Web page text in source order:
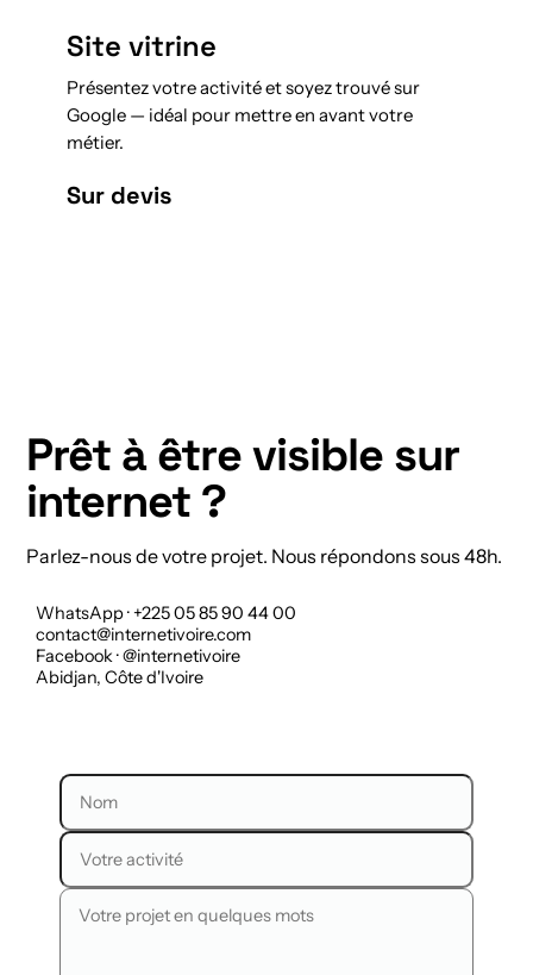
Site vitrine
Présentez votre activité et soyez trouvé sur
Google — idéal pour mettre en avant votre
métier.
Sur devis
Prêt à être visible sur
internet ?
Parlez-nous de votre projet. Nous répondons sous 48h.
WhatsApp · +225 05 85 90 44 00
contact@internetivoire.com
Facebook · @internetivoire
Abidjan, Côte d'Ivoire